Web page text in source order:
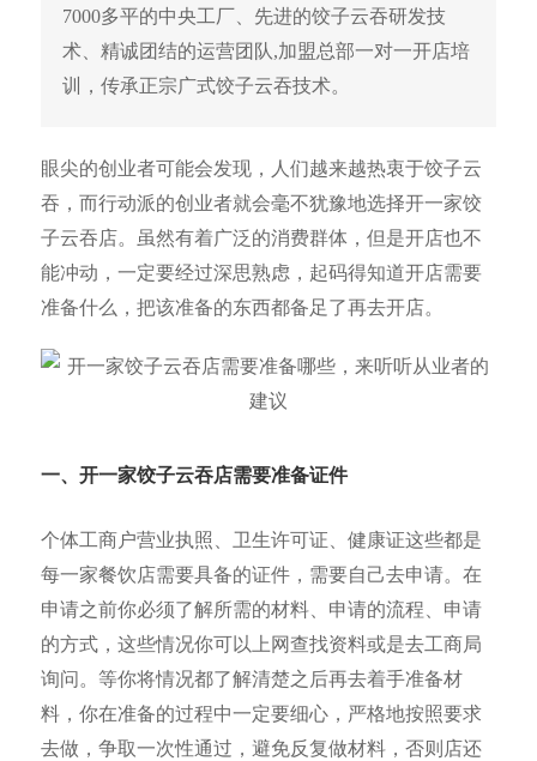
7000多平的中央工厂、先进的饺子云吞研发技
术、精诚团结的运营团队,加盟总部一对一开店培
训，传承正宗广式饺子云吞技术。
眼尖的创业者可能会发现，人们越来越热衷于饺子云
吞，而行动派的创业者就会毫不犹豫地选择开一家饺
子云吞店。虽然有着广泛的消费群体，但是开店也不
能冲动，一定要经过深思熟虑，起码得知道开店需要
准备什么，把该准备的东西都备足了再去开店。
一、开一家饺子云吞店需要准备证件
个体工商户营业执照、卫生许可证、健康证这些都是
每一家餐饮店需要具备的证件，需要自己去申请。在
申请之前你必须了解所需的材料、申请的流程、申请
的方式，这些情况你可以上网查找资料或是去工商局
询问。等你将情况都了解清楚之后再去着手准备材
料，你在准备的过程中一定要细心，严格地按照要求
去做，争取一次性通过，避免反复做材料，否则店还